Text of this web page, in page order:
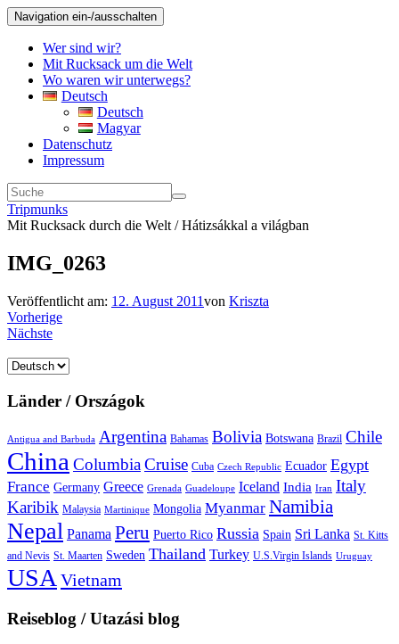
Navigation ein-/ausschalten
Wer sind wir?
Mit Rucksack um die Welt
Wo waren wir unterwegs?
Deutsch
Deutsch
Magyar
Datenschutz
Impressum
Tripmunks
Mit Rucksack durch die Welt / Hátizsákkal a világban
IMG_0263
Veröffentlicht am: 12. August 2011von Kriszta
Vorherige
Nächste
Sprache
Länder / Országok
Antigua and Barbuda Argentina Bahamas Bolivia Botswana Brazil Chile
China ColumbiaCruise Cuba Czech Republic Ecuador Egypt
France Germany Greece Grenada Guadeloupe Iceland India Iran Italy
Karibik Malaysia Martinique Mongolia Myanmar Namibia
Nepal Panama Peru Puerto Rico Russia Spain Sri Lanka St. Kitts
and Nevis St. Maarten Sweden Thailand Turkey U.S.Virgin Islands Uruguay
USAVietnam
Reiseblog / Utazási blog